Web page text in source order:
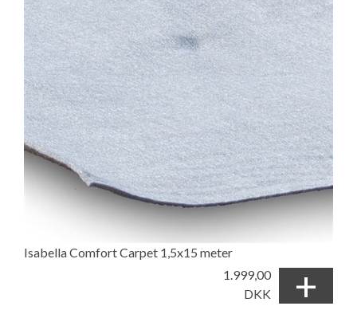
Isabella Comfort Carpet 1,5x15 meter
1.999,00
DKK
+